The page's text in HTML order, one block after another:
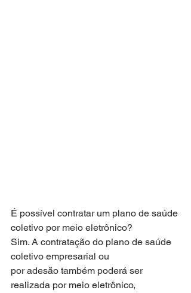
É possível contratar um plano de saúde
coletivo por meio eletrônico?
Sim. A contratação do plano de saúde
coletivo empresarial ou
por adesão também poderá ser
realizada por meio eletrônico,